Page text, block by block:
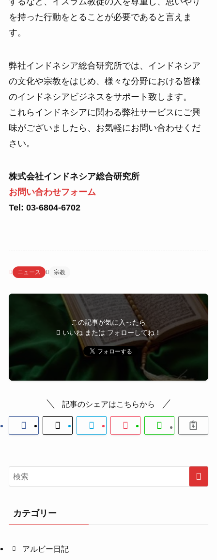
を持った行動をとることが必要であると言えま
す。
弊社インドネシア総合研究所では、インドネシア
の文化や宗教をはじめ、様々な分野における皆様
のインドネシアビジネスをサポート致します。
これらインドネシアに関わる弊社サービスにご興
味がございましたら、お気軽にお問い合わせくだ
さい。
株式会社インドネシア総合研究所
お問い合わせフォーム
Tel: 03-6804-6702
ニュース 宗教
この記事が気に入ったら
いいね または フォローしてね！
記事のシェアはこちらから
カテゴリー
アルビー日記